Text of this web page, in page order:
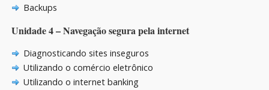
Backups
Unidade 4 – Navegação segura pela internet
Diagnosticando sites inseguros
Utilizando o comércio eletrônico
Utilizando o internet banking